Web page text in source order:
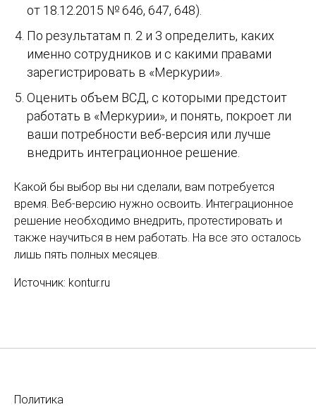
от 18.12.2015 № 646, 647, 648).
По результатам п. 2 и 3 определить, каких
именно сотрудников и с какими правами
зарегистрировать в «Меркурии».
Оценить объем ВСД, с которыми предстоит
работать в «Меркурии», и понять, покроет ли
ваши потребности веб-версия или лучше
внедрить интеграционное решение.
Какой бы выбор вы ни сделали, вам потребуется
время. Веб-версию нужно освоить. Интеграционное
решение необходимо внедрить, протестировать и
также научиться в нем работать. На все это осталось
лишь пять полных месяцев.
Источник: kontur.ru
Политика